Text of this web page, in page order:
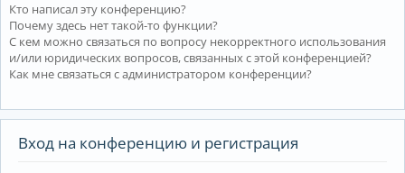
Кто написал эту конференцию?
Почему здесь нет такой-то функции?
С кем можно связаться по вопросу некорректного использования
и/или юридических вопросов, связанных с этой конференцией?
Как мне связаться с администратором конференции?
Вход на конференцию и регистрация